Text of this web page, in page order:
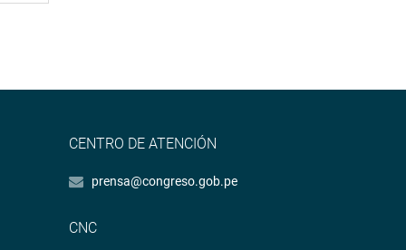
CENTRO DE ATENCIÓN
prensa@congreso.gob.pe
CNC